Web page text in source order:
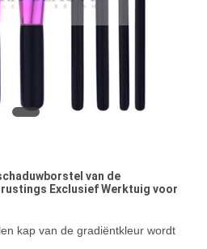
van de
Exclusief Werktuig voor
kap van de gradiëntkleur wordt